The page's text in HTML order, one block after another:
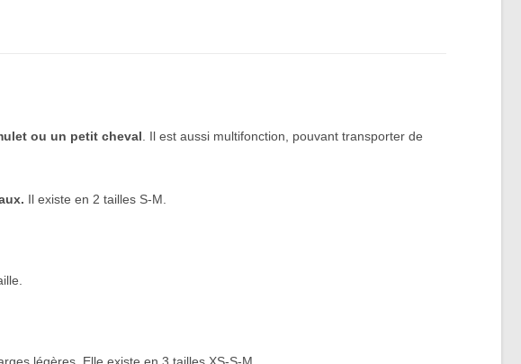
ou un petit cheval . Il est aussi multifonction, pouvant transporter de
Il existe en 2 tailles S-M.
légères. Elle existe en 3 tailles XS-S-M.